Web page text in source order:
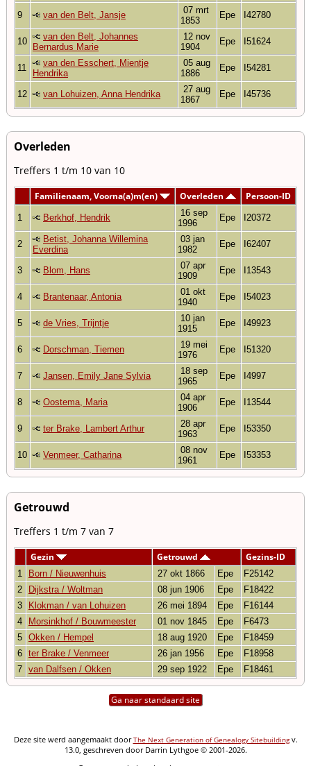
9
van den Belt, Jansje
07 mrt
1853
Epe I42780
10
van den Belt, Johannes
Bernardus Marie
12 nov
1904
Epe I51624
11
van den Esschert, Mientje
Hendrika
05 aug
1886
Epe I54281
12 van Lohuizen, Anna Hendrika
27 aug
1867
Epe I45736
Overleden
Treffers 1 t/m 10 van 10
Familienaam, Voorna(a)m(en) Overleden Persoon-ID
1 Berkhof, Hendrik
16 sep
1996
Epe I20372
2
Betist, Johanna Willemina
Everdina
03 jan
1982
Epe I62407
3 Blom, Hans
07 apr
1909
Epe I13543
4 Brantenaar, Antonia
01 okt
1940
Epe I54023
5 de Vries, Trijntje
10 jan
1915
Epe I49923
6 Dorschman, Tiemen
19 mei
1976
Epe I51320
7 Jansen, Emily Jane Sylvia
18 sep
1965
Epe I4997
8 Oostema, Maria
04 apr
1906
Epe I13544
9 ter Brake, Lambert Arthur
28 apr
1963
Epe I53350
10 Venmeer, Catharina
08 nov
1961
Epe I53353
Getrouwd
Treffers 1 t/m 7 van 7
Gezin Getrouwd Gezins-ID
1 Born / Nieuwenhuis 27 okt 1866 Epe
F25142
2
Dijkstra / Woltman 08 jun 1906 Epe
F18422
3
Klokman / van Lohuizen 26 mei 1894 Epe
F16144
4
Morsinkhof / Bouwmeester 01 nov 1845 Epe
F6473
5 Okken / Hempel 18 aug 1920 Epe
F18459
6 ter Brake / Venmeer 26 jan 1956 Epe
F18958
7 van Dalfsen / Okken 29 sep 1922 Epe F18461
Ga naar standaard site
Deze site werd aangemaakt doorThe Next Generation of Genealogy Sitebuildingv.
13.0, geschreven door Darrin Lythgoe © 2001-2026.